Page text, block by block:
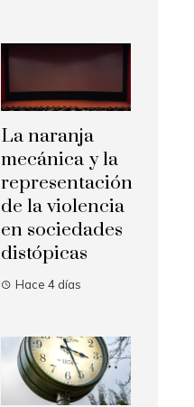
La naranja
mecánica y la
representación
de la violencia
en sociedades
distópicas
Hace 4 días